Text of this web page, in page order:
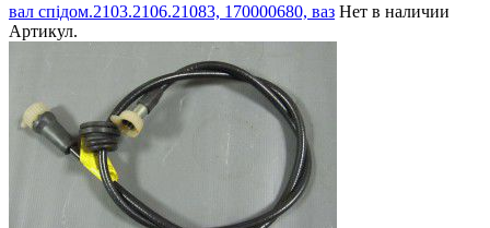
вал спідом.2103.2106.21083, 170000680, ваз Нет в наличии
Артикул.